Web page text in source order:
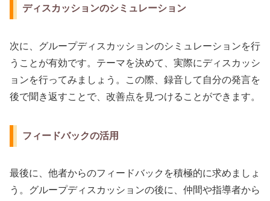
ディスカッションのシミュレーション
次に、グループディスカッションのシミュレーションを行
うことが有効です。テーマを決めて、実際にディスカッシ
ョンを行ってみましょう。この際、録音して自分の発言を
後で聞き返すことで、改善点を見つけることができます。
フィードバックの活用
最後に、他者からのフィードバックを積極的に求めましょ
う。グループディスカッションの後に、仲間や指導者から